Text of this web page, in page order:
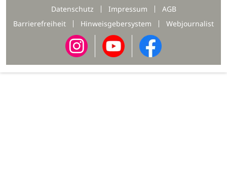
Datenschutz
Impressum
AGB
Barrierefreiheit
Hinweisgebersystem Webjournalist